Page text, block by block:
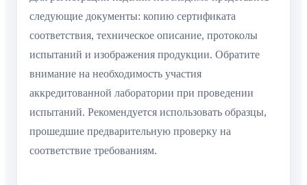
следующие документы: копию сертификата
соответствия, техническое описание, протоколы
испытаний и изображения продукции. Обратите
внимание на необходимость участия
аккредитованной лаборатории при проведении
испытаний. Рекомендуется использовать образцы,
прошедшие предварительную проверку на
соответствие требованиям.